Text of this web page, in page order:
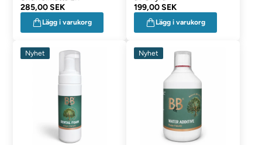
285,00 SEK
Lägg i varukorg
199,00 SEK
Lägg i varukorg
Nyhet Nyhet